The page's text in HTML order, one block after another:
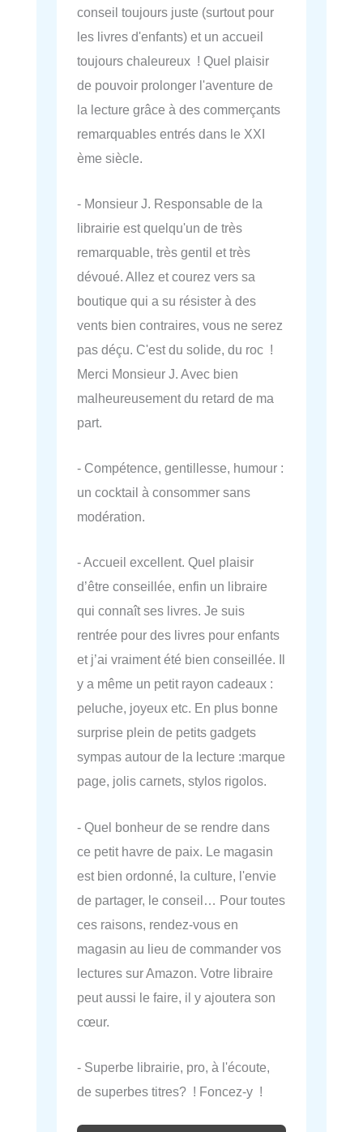
conseil toujours juste (surtout pour
les livres d'enfants) et un accueil
toujours chaleureux ! Quel plaisir
de pouvoir prolonger l'aventure de
la lecture grâce à des commerçants
remarquables entrés dans le XXI
ème siècle.
- Monsieur J. Responsable de la
librairie est quelqu'un de très
remarquable, très gentil et très
dévoué. Allez et courez vers sa
boutique qui a su résister à des
vents bien contraires, vous ne serez
pas déçu. C'est du solide, du roc !
Merci Monsieur J. Avec bien
malheureusement du retard de ma
part.
- Compétence, gentillesse, humour :
un cocktail à consommer sans
modération.
- Accueil excellent. Quel plaisir
d’être conseillée, enfin un libraire
qui connaît ses livres. Je suis
rentrée pour des livres pour enfants
et j’ai vraiment été bien conseillée. Il
y a même un petit rayon cadeaux :
peluche, joyeux etc. En plus bonne
surprise plein de petits gadgets
sympas autour de la lecture :marque
page, jolis carnets, stylos rigolos.
- Quel bonheur de se rendre dans
ce petit havre de paix. Le magasin
est bien ordonné, la culture, l'envie
de partager, le conseil… Pour toutes
ces raisons, rendez-vous en
magasin au lieu de commander vos
lectures sur Amazon. Votre libraire
peut aussi le faire, il y ajoutera son
cœur.
- Superbe librairie, pro, à l'écoute,
de superbes titres? ! Foncez-y !